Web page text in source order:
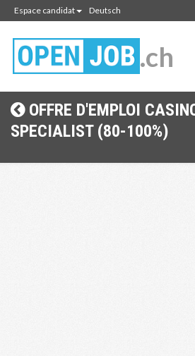
Espace candidat Deutsch
.ch
OFFRE D'EMPLOI
SPECIALIST (80-100%)